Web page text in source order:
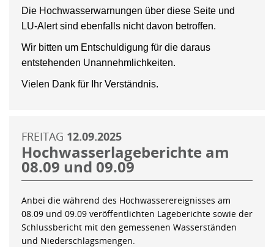
Die Hochwasserwarnungen über diese Seite und
LU-Alert sind ebenfalls nicht davon betroffen.
Wir bitten um Entschuldigung für die daraus
entstehenden Unannehmlichkeiten.
Vielen Dank für Ihr Verständnis.
FREITAG 12.09.2025
Hochwasserlageberichte am
08.09 und 09.09
Anbei die während des Hochwasserereignisses am
08.09 und 09.09 veröffentlichten Lageberichte sowie der
Schlussbericht mit den gemessenen Wasserständen
und Niederschlagsmengen.